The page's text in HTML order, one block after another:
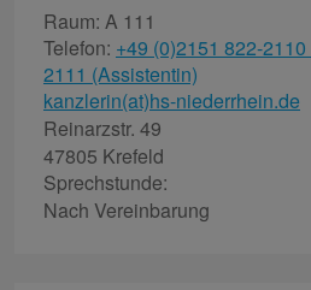
Raum: A 111
Telefon: +49 (0)2151 822-
2111 (Assistentin)
kanzlerin(at)hs-niederrhein.de
Reinarzstr. 49
47805 Krefeld
Sprechstunde:
Nach Vereinbarung